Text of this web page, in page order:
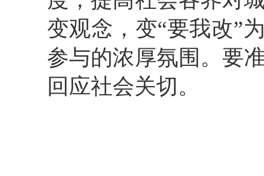
变观念，变“要我改”
参与的浓厚氛围。要
回应社会关切。